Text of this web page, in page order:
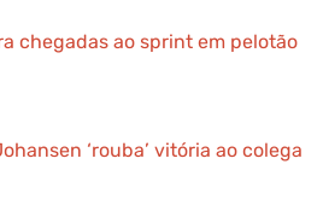
chegadas ao sprint em pelotão
‘rouba’ vitória ao colega